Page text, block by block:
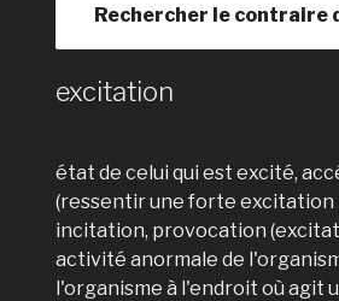
Rechercher le contraire
excitation
état de celui qui est excité,
(ressentir une forte excitation
incitation, provocation
activité anormale de
l'organisme à l'endroit où agit